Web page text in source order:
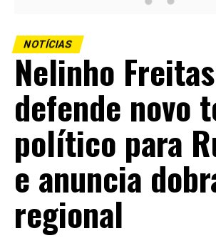
NOTÍCIAS
Nelinho Freitas
defende novo
político para
e anuncia
regional